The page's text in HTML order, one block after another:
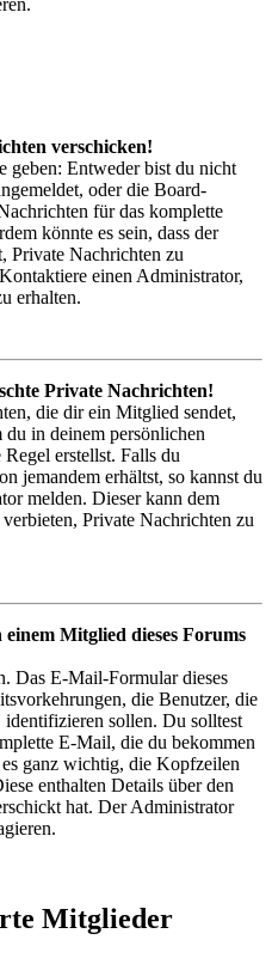
verschicken!
geben: Entweder bist du nicht
oder die Board-
für das komplette
könnte es sein, dass der
Private Nachrichten zu
einen Administrator,
erhalten.
Private Nachrichten!
die dir ein Mitglied sendet,
du in deinem persönlichen
erstellst. Falls du
jemandem erhältst, so kannst du
melden. Dieser kann dem
Private Nachrichten zu
Mitglied dieses Forums
Das E-Mail-Formular dieses
die Benutzer, die
identifizieren sollen. Du solltest
E-Mail, die du bekommen
ganz wichtig, die Kopfzeilen
enthalten Details über den
hat. Der Administrator
Mitglieder